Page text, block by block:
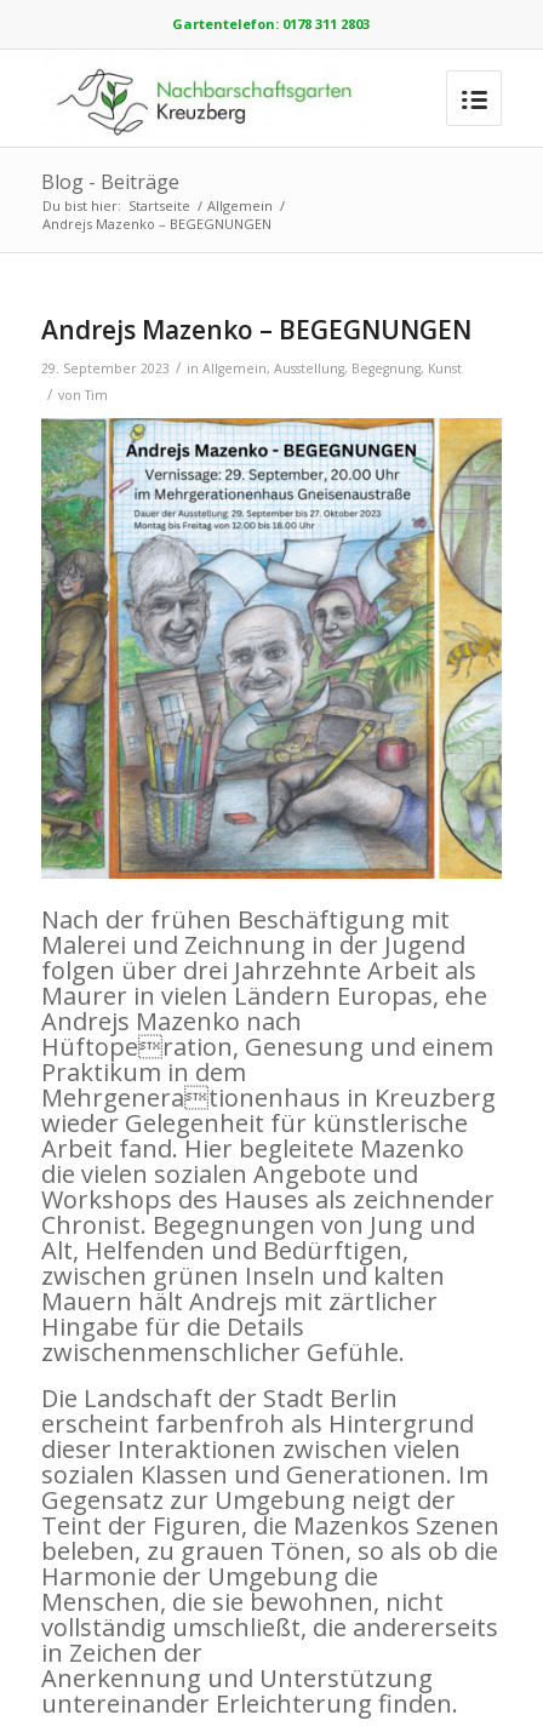
Gartentelefon: 0178 311 2803
Blog - Beiträge
Du bist hier: Startseite / Allgemein /
Andrejs Mazenko – BEGEGNUNGEN
Andrejs Mazenko – BEGEGNUNGEN
29. September 2023 / in Allgemein, Ausstellung, Begegnung, Kunst
/ vonTim
Nach der frühen Beschäftigung mit
Malerei und Zeichnung in der Jugend
folgen über drei Jahrzehnte Arbeit als
Maurer in vielen Ländern Europas, ehe
Andrejs Mazenko nach
Hüftoperation, Genesung und einem
Praktikum in dem
Mehrgenerationenhaus in Kreuzberg
wieder Gelegenheit für künstlerische
Arbeit fand. Hier begleitete Mazenko
die vielen sozialen Angebote und
Workshops des Hauses als zeichnender
Chronist. Begegnungen von Jung und
Alt, Helfenden und Bedürftigen,
zwischen grünen Inseln und kalten
Mauern hält Andrejs mit zärtlicher
Hingabe für die Details
zwischenmenschlicher Gefühle.
Die Landschaft der Stadt Berlin
erscheint farbenfroh als Hintergrund
dieser Interaktionen zwischen vielen
sozialen Klassen und Generationen. Im
Gegensatz zur Umgebung neigt der
Teint der Figuren, die Mazenkos Szenen
beleben, zu grauen Tönen, so als ob die
Harmonie der Umgebung die
Menschen, die sie bewohnen, nicht
vollständig umschließt, die andererseits
in Zeichen der
Anerkennung und Unterstützung
untereinander Erleichterung finden.